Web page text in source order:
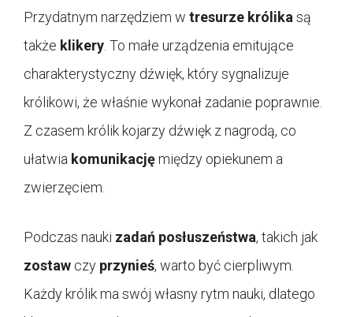
Przydatnym narzędziem w tresurze królika są
także klikery . To małe urządzenia emitujące
charakterystyczny dźwięk, który sygnalizuje
królikowi, że właśnie wykonał zadanie poprawnie.
Z czasem królik kojarzy dźwięk z nagrodą, co
ułatwia komunikacjęmiędzy opiekunem a
zwierzęciem.
Podczas nauki zadań posłuszeństwa, takich jak
zostaw czy przynieś, warto być cierpliwym.
Każdy królik ma swój własny rytm nauki, dlatego